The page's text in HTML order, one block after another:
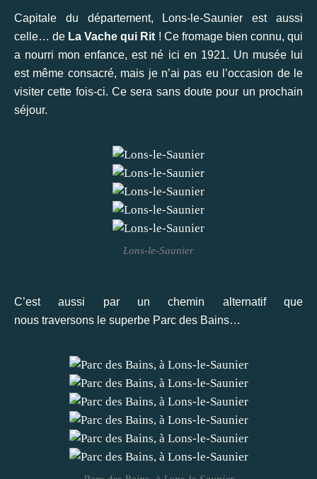
Capitale du département, Lons-le-Saunier est aussi
celle… de La Vache qui Rit ! Ce fromage bien connu, qui
a nourri mon enfance, est né ici en 1921. Un musée lui
est même consacré, mais je n’ai pas eu l’occasion de le
visiter cette fois-ci. Ce sera sans doute pour un prochain
séjour.
Lons-le-Saunier
C’est aussi par un chemin alternatif que
nous traversons le superbe Parc des Bains…